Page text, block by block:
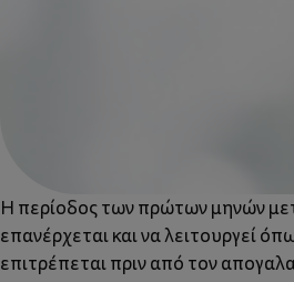
Η περίοδος των πρώτων μηνών
επανέρχεται και να λειτουργεί
επιτρέπεται πριν από τον